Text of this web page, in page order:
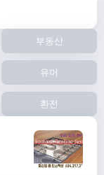
부동산
유머
환전